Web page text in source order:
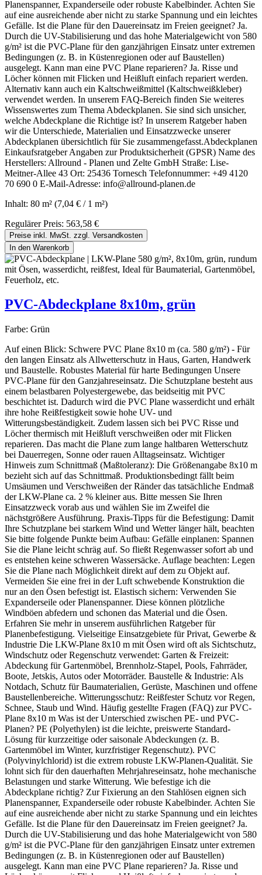
Planenspanner, Expanderseile oder robuste Kabelbinder. Achten Sie
auf eine ausreichende aber nicht zu starke Spannung und ein leichtes
Gefälle. Ist die Plane für den Dauereinsatz im Freien geeignet? Ja.
Durch die UV-Stabilisierung und das hohe Materialgewicht von 580
g/m² ist die PVC-Plane für den ganzjährigen Einsatz unter extremen
Bedingungen (z. B. in Küstenregionen oder auf Baustellen)
ausgelegt. Kann man eine PVC Plane reparieren? Ja. Risse und
Löcher können mit Flicken und Heißluft einfach repariert werden.
Alternativ kann auch ein Kaltschweißmittel (Kaltschweißkleber)
verwendet werden. In unserem FAQ-Bereich finden Sie weiteres
Wissenswertes zum Thema Abdeckplanen. Sie sind sich unsicher,
welche Abdeckplane die Richtige ist? In unserem Ratgeber haben
wir die Unterschiede, Materialien und Einsatzzwecke unserer
Abdeckplanen übersichtlich für Sie zusammengefasst.Abdeckplanen
Einkaufsratgeber Angaben zur Produktsicherheit (GPSR) Name des
Herstellers: Allround - Planen und Zelte GmbH Straße: Lise-
Meitner-Allee 43 Ort: 25436 Tornesch Telefonnummer: +49 4120
70 690 0 E-Mail-Adresse: info@allround-planen.de
Inhalt: 80 m² (7,04 € / 1 m²)
Regulärer Preis: 563,58 €
Preise inkl. MwSt. zzgl. Versandkosten
In den Warenkorb
PVC-Abdeckplane 8x10m, grün
Farbe: Grün
Auf einen Blick: Schwere PVC Plane 8x10 m (ca. 580 g/m²) - Für
den langen Einsatz als Allwetterschutz in Haus, Garten, Handwerk
und Baustelle. Robustes Material für harte Bedingungen Unsere
PVC-Plane für den Ganzjahreseinsatz. Die Schutzplane besteht aus
einem belastbaren Polyestergewebe, das beidseitig mit PVC
beschichtet ist. Dadurch wird die PVC Plane wasserdicht und erhält
ihre hohe Reißfestigkeit sowie hohe UV- und
Witterungsbeständigkeit. Zudem lassen sich bei PVC Risse und
Löcher thermisch mit Heißluft verschweißen oder mit Flicken
reparieren. Das macht die Plane zum lange haltbaren Wetterschutz
bei Dauerregen, Sonne oder rauen Alltagseinsatz. Wichtiger
Hinweis zum Schnittmaß (Maßtoleranz): Die Größenangabe 8x10 m
bezieht sich auf das Schnittmaß. Produktionsbedingt fällt beim
Umsäumen und Verschweißen der Ränder das tatsächliche Endmaß
der LKW-Plane ca. 2 % kleiner aus. Bitte messen Sie Ihren
Einsatzzweck vorab aus und wählen Sie im Zweifel die
nächstgrößere Ausführung. Praxis-Tipps für die Befestigung: Damit
Ihre Schutzplane bei starkem Wind und Wetter länger hält, beachten
Sie bitte folgende Punkte beim Aufbau: Gefälle einplanen: Spannen
Sie die Plane leicht schräg auf. So fließt Regenwasser sofort ab und
es entstehen keine schweren Wassersäcke. Auflage beachten: Legen
Sie die Plane nach Möglichkeit direkt auf dem zu Objekt auf.
Vermeiden Sie eine frei in der Luft schwebende Konstruktion die
nur an den Ösen befestigt ist. Elastisch sichern: Verwenden Sie
Expanderseile oder Planenspanner. Diese können plötzliche
Windböen abfedern und schonen das Material und die Ösen.
Erfahren Sie mehr in unserem ausführlichen Ratgeber für
Planenbefestigung. Vielseitige Einsatzgebiete für Privat, Gewerbe &
Industrie Die LKW-Plane 8x10 m mit Ösen wird oft als Sichtschutz,
Windschutz oder Regenschutz verwendet: Garten & Freizeit:
Abdeckung für Gartenmöbel, Brennholz-Stapel, Pools, Fahrräder,
Boote, Jetskis, Autos oder Motorräder. Baustelle & Industrie: Als
Notdach, Schutz für Baumaterialien, Gerüste, Maschinen und offene
Baustellenbereiche. Witterungsschutz: Reißfester Schutz vor Regen,
Schnee, Staub und Wind. Häufig gestellte Fragen (FAQ) zur PVC-
Plane 8x10 m Was ist der Unterschied zwischen PE- und PVC-
Planen? PE (Polyethylen) ist die leichte, preiswerte Standard-
Lösung für kurzzeitige oder saisonale Abdeckungen (z. B.
Gartenmöbel im Winter, kurzfristiger Regenschutz). PVC
(Polyvinylchlorid) ist die extrem robuste LKW-Planen-Qualität. Sie
lohnt sich für den dauerhaften Mehrjahreseinsatz, hohe mechanische
Belastungen und starke Witterung. Wie befestige ich die
Abdeckplane richtig? Zur Fixierung an den Stahlösen eignen sich
Planenspanner, Expanderseile oder robuste Kabelbinder. Achten Sie
auf eine ausreichende aber nicht zu starke Spannung und ein leichtes
Gefälle. Ist die Plane für den Dauereinsatz im Freien geeignet? Ja.
Durch die UV-Stabilisierung und das hohe Materialgewicht von 580
g/m² ist die PVC-Plane für den ganzjährigen Einsatz unter extremen
Bedingungen (z. B. in Küstenregionen oder auf Baustellen)
ausgelegt. Kann man eine PVC Plane reparieren? Ja. Risse und